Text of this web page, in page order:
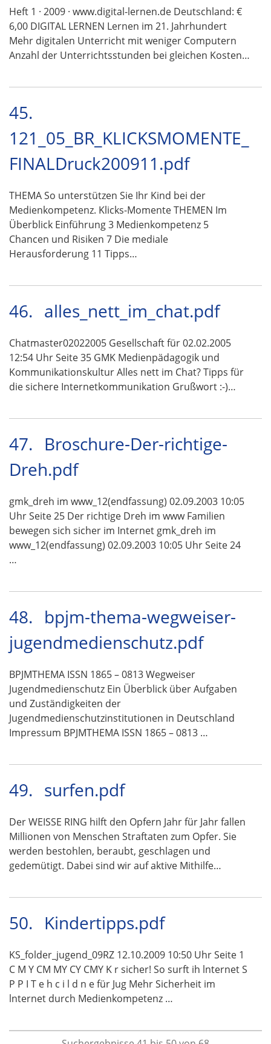
Heft 1 · 2009 · www.digital-lernen.de Deutschland: €
6,00 DIGITAL LERNEN Lernen im 21. Jahrhundert
Mehr digitalen Unterricht mit weniger Computern
Anzahl der Unterrichtsstunden bei gleichen Kosten…
45.
121_05_BR_KLICKSMOMENTE_
FINALDruck200911.pdf
THEMA So unterstützen Sie Ihr Kind bei der
Medienkompetenz. Klicks-Momente THEMEN Im
Überblick Einführung 3 Medienkompetenz 5
Chancen und Risiken 7 Die mediale
Herausforderung 11 Tipps…
46. alles_nett_im_chat.pdf
Chatmaster02022005 Gesellschaft für 02.02.2005
12:54 Uhr Seite 35 GMK Medienpädagogik und
Kommunikationskultur Alles nett im Chat? Tipps für
die sichere Internetkommunikation Grußwort :-)…
47. Broschure-Der-richtige-
Dreh.pdf
gmk_dreh im www_12(endfassung) 02.09.2003 10:05
Uhr Seite 25 Der richtige Dreh im www Familien
bewegen sich sicher im Internet gmk_dreh im
www_12(endfassung) 02.09.2003 10:05 Uhr Seite 24
…
48. bpjm-thema-wegweiser-
jugendmedienschutz.pdf
BPJMTHEMA ISSN 1865 – 0813 Wegweiser
Jugendmedienschutz Ein Überblick über Aufgaben
und Zuständigkeiten der
Jugendmedienschutzinstitutionen in Deutschland
Impressum BPJMTHEMA ISSN 1865 – 0813 …
49. surfen.pdf
Der WEISSE RING hilft den Opfern Jahr für Jahr fallen
Millionen von Menschen Straftaten zum Opfer. Sie
werden bestohlen, beraubt, geschlagen und
gedemütigt. Dabei sind wir auf aktive Mithilfe…
50. Kindertipps.pdf
KS_folder_jugend_09RZ 12.10.2009 10:50 Uhr Seite 1
C M Y CM MY CY CMY K r sicher! So surft ih lnternet S
P P I T e h c i l d n e für Jug Mehr Sicherheit im
lnternet durch Medienkompetenz …